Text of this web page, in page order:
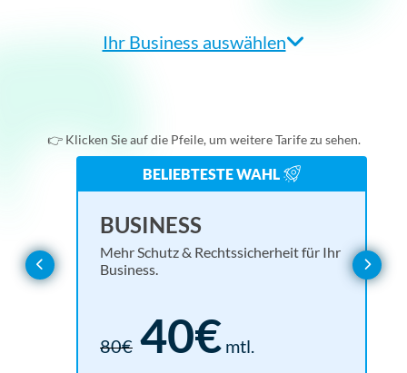
Ihr Business auswählen
Online-Shop
Verein
Webseitenbetreiber
👉 Klicken Sie auf die Pfeile, um weitere Tarife zu sehen.
BELIEBTESTE WAHL
BASIC
BUSINESS
Alles, was Sie für eine rechtssichere Website brauchen.
Mehr Schutz & Rechtssicherheit für Ihr
Business.
15€mtl.
80€ 40€ mtl.